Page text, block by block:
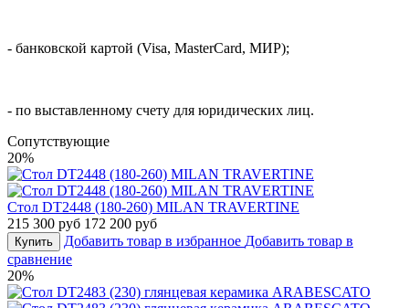
- банковской картой (Visa, MasterCard, МИР);
- по выставленному счету для юридических лиц.
Cопутствующие
20%
Стол DT2448 (180-260) MILAN TRAVERTINE
215 300 руб 172 200 руб
Купить Добавить товар в избранное Добавить товар в
сравнение
20%